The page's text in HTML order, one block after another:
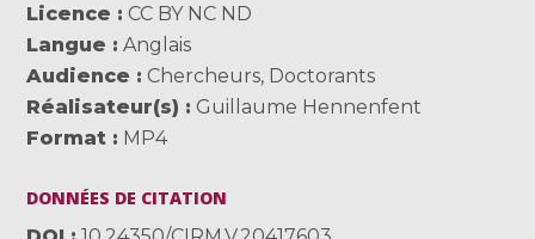
Licence
CC BY NC ND
Langue
Anglais
Audience
Chercheurs, Doctorants
Réalisateur(s)
Guillaume Hennenfent
Format
MP4
DONNÉES DE CITATION